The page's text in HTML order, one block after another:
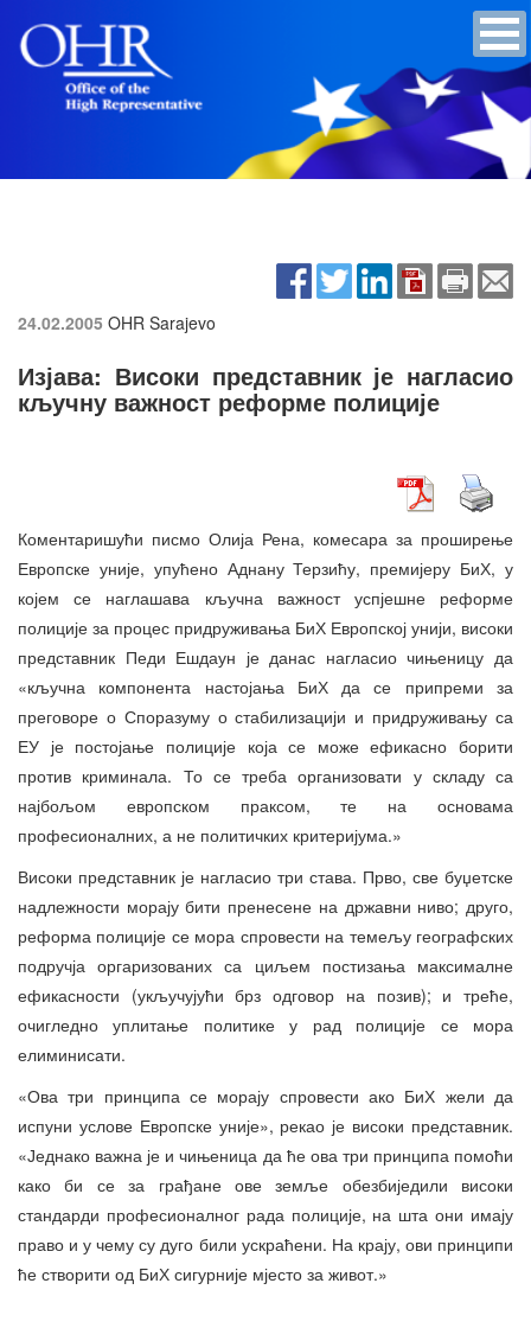
24.02.2005 OHR Sarajevo
Изјава: Високи представник је нагласио
кључну важност реформе полиције
Коментаришући писмо Олија Рена, комесара за проширење
Европске уније, упућено Аднану Терзићу, премијеру БиХ, у
којем се наглашава кључна важност успјешне реформе
полиције за процес придруживања БиХ Европској унији, високи
представник Педи Ешдаун је данас нагласио чињеницу да
«кључна компонента настојања БиХ да се припреми за
преговоре о Споразуму о стабилизацији и придруживању са
ЕУ је постојање полиције која се може ефикасно борити
против криминала. То се треба организовати у складу са
најбољом европском праксом, те на основама
професионалних, а не политичких критеријума.»
Високи представник је нагласио три става. Прво, све буџетске
надлежности морају бити пренесене на државни ниво; друго,
реформа полиције се мора спровести на темељу географских
подручја оргаризованих са циљем постизања максималне
ефикасности (укључујући брз одговор на позив); и треће,
очигледно уплитање политике у рад полиције се мора
елиминисати.
«Ова три принципа се морају спровести ако БиХ жели да
испуни услове Европске уније», рекао је високи представник.
«Једнако важна је и чињеница да ће ова три принципа помоћи
како би се за грађане ове земље обезбиједили високи
стандарди професионалног рада полиције, на шта они имају
право и у чему су дуго били ускраћени. На крају, ови принципи
ће створити од БиХ сигурније мјесто за живот.»